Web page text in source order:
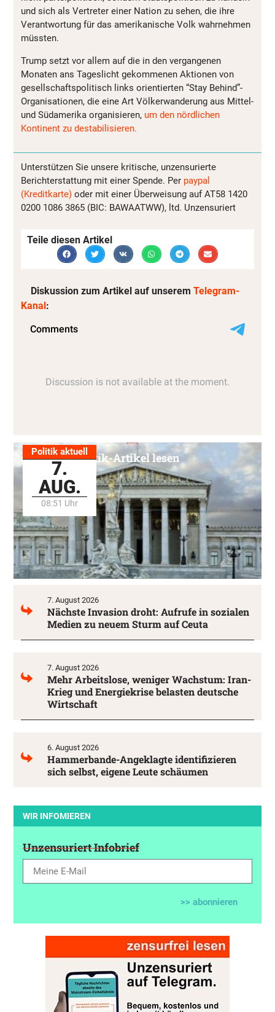
und sich als Vertreter einer Nation zu sehen, die ihre
Verantwortung für das amerikanische Volk wahrnehmen
müssten.
Trump setzt vor allem auf die in den vergangenen
Monaten ans Tageslicht gekommenen Aktionen von
gesellschaftspolitisch links orientierten “Stay Behind”-
Organisationen, die eine Art Völkerwanderung aus Mittel-
und Südamerika organisieren, um den nördlichen
Kontinent zu destabilisieren.
Unterstützen Sie unsere kritische, unzensurierte
Berichterstattung mit einer Spende. Per paypal
(Kreditkarte) oder mit einer Überweisung auf AT58 1420
0200 1086 3865 (BIC: BAWAATWW), ltd. Unzensuriert
Teile diesen Artikel
Diskussion zum Artikel auf unserem Telegram-
Kanal :
Politik aktuell
7.
AUG.
08:51 Uhr
Alle Politik-Artikel lesen
7. August 2026
Nächste Invasion droht: Aufrufe in sozialen
Medien zu neuem Sturm auf Ceuta
7. August 2026
Mehr Arbeitslose, weniger Wachstum: Iran-
Krieg und Energiekrise belasten deutsche
Wirtschaft
6. August 2026
Hammerbande-Angeklagte identifizieren
sich selbst, eigene Leute schäumen
WIR INFOMIEREN
Unzensuriert Infobrief
>> abonnieren